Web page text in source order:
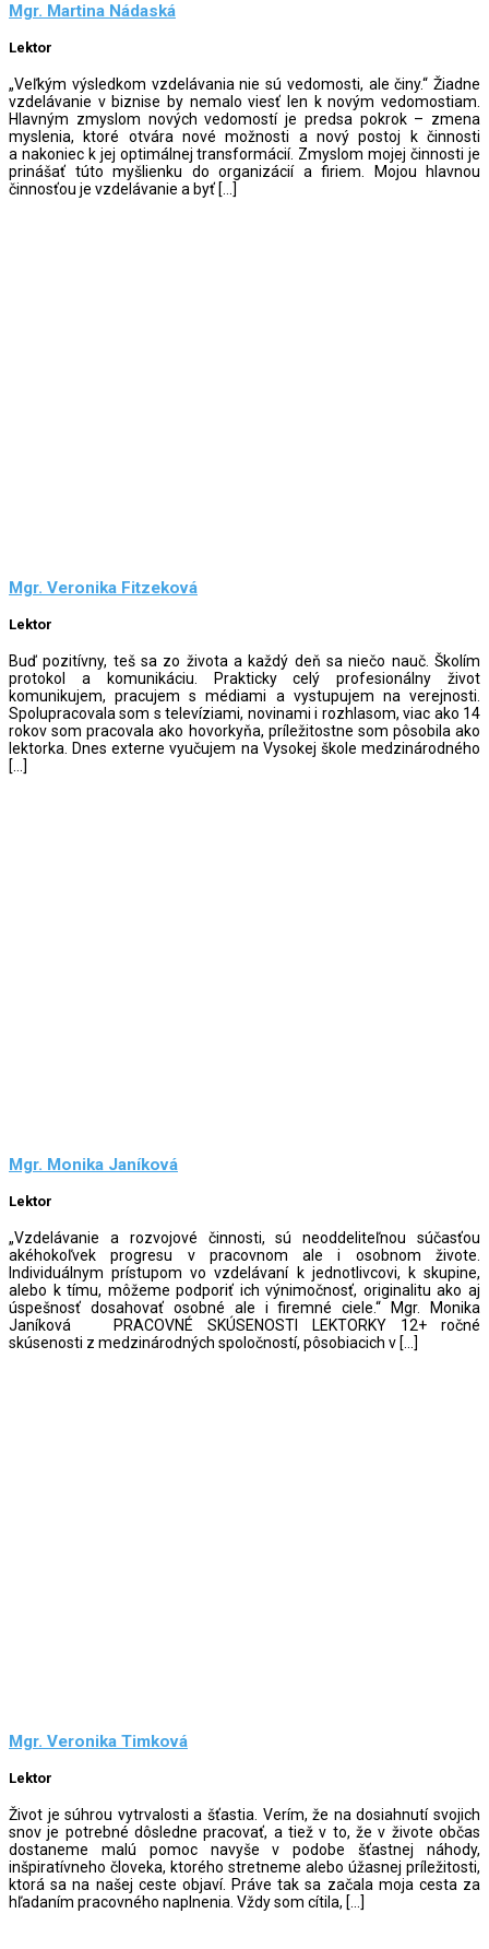
Mgr. Martina Nádaská
Lektor
„Veľkým výsledkom vzdelávania nie sú vedomosti, ale činy.“ Žiadne
vzdelávanie v biznise by nemalo viesť len k novým vedomostiam.
Hlavným zmyslom nových vedomostí je predsa pokrok – zmena
myslenia, ktoré otvára nové možnosti a nový postoj k činnosti
a nakoniec k jej optimálnej transformácií. Zmyslom mojej činnosti je
prinášať túto myšlienku do organizácií a firiem. Mojou hlavnou
činnosťou je vzdelávanie a byť […]
Mgr. Veronika Fitzeková
Lektor
Buď pozitívny, teš sa zo života a každý deň sa niečo nauč. Školím
protokol a komunikáciu. Prakticky celý profesionálny život
komunikujem, pracujem s médiami a vystupujem na verejnosti.
Spolupracovala som s televíziami, novinami i rozhlasom, viac ako 14
rokov som pracovala ako hovorkyňa, príležitostne som pôsobila ako
lektorka. Dnes externe vyučujem na Vysokej škole medzinárodného
[…]
Mgr. Monika Janíková
Lektor
„Vzdelávanie a rozvojové činnosti, sú neoddeliteľnou súčasťou
akéhokoľvek progresu v pracovnom ale i osobnom živote.
Individuálnym prístupom vo vzdelávaní k jednotlivcovi, k skupine,
alebo k tímu, môžeme podporiť ich výnimočnosť, originalitu ako aj
úspešnosť dosahovať osobné ale i firemné ciele.“ Mgr. Monika
Janíková PRACOVNÉ SKÚSENOSTI LEKTORKY 12+ ročné
skúsenosti z medzinárodných spoločností, pôsobiacich v […]
Mgr. Veronika Timková
Lektor
Život je súhrou vytrvalosti a šťastia. Verím, že na dosiahnutí svojich
snov je potrebné dôsledne pracovať, a tiež v to, že v živote občas
dostaneme malú pomoc navyše v podobe šťastnej náhody,
inšpiratívneho človeka, ktorého stretneme alebo úžasnej príležitosti,
ktorá sa na našej ceste objaví. Práve tak sa začala moja cesta za
hľadaním pracovného naplnenia. Vždy som cítila, […]